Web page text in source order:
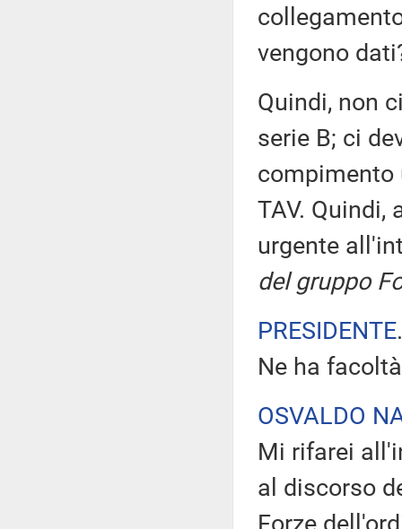
vengono
Quindi, non
serie B; ci
compimento
TAV.
urgente
del gruppo
PRESIDENTE
Ne ha
OSVALDO
Mi rifarei
al discorso